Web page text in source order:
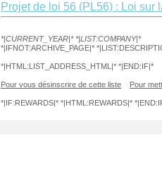
Projet de loi 56 (PL56) : Loi sur
*|CURRENT_YEAR|* *|LIST:COMPANY|*
*|IFNOT:ARCHIVE_PAGE|*
*|HTML:LIST_ADDRESS_HTML|* *|END:IF|*
Pour vous désinscrire de cette liste Pour
*|IF:REWARDS|* *|HTML:REWARDS|*